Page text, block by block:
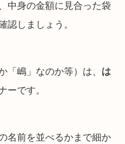
中身の金額に見合った袋
認しましょう。
「嶋」なのか等）は、 は
ーです。
名前を並べるかまで細か